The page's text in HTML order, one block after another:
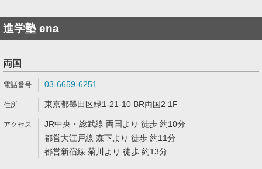
進学塾 ena
両国
03-6659-6251
東京都墨田区緑1-21-10 BR両国2 1F
JR中央・総武線 両国より 徒歩 約10分
都営大江戸線 森下より 徒歩 約11分
都営新宿線 菊川より 徒歩 約13分